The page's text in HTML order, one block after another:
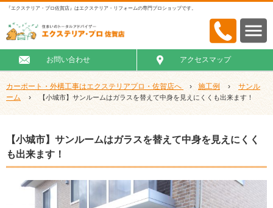
『エクステリア・プロ佐賀店』はエクステリア・リフォームの専門プロショップです。
お問い合わせ アクセスマップ
カーポート・外構工事はエクステリアプロ・佐賀店へ › 施工例 ›
サンル
ーム
› 【小城市】サンルームはガラスを替えて中身を見えにくくも出来ます！
【小城市】サンルームはガラスを替えて中身を見えにくく
も出来ます！